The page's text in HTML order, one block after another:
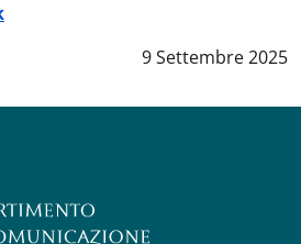
Data notizia :
9 Settembre 2025